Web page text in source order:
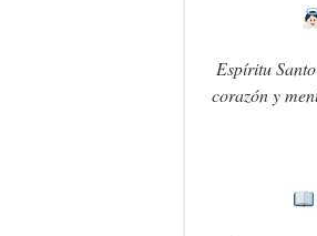
Espíritu
corazón y